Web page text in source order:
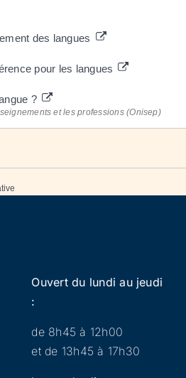
des langues
pour les langues
?
et les professions (Onisep)
Ouvert du lundi au jeudi
:
de 8h45 à 12h00
et de 13h45 à 17h30